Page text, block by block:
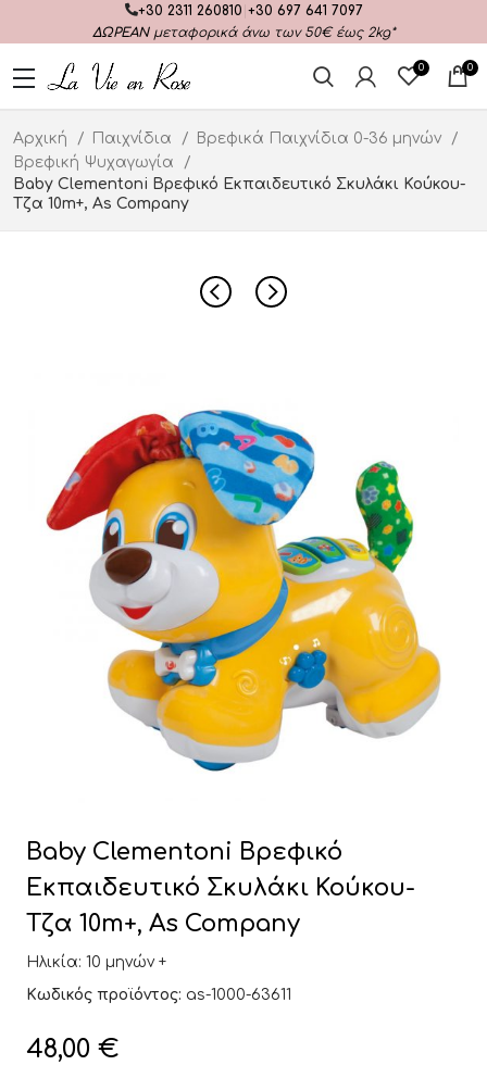
+30 2311 260810 +30 697 641 7097
ΔΩΡΕΑΝμεταφορικά άνω των 50€ έως 2kg*
0 0
Αρχική Παιχνίδια
Βρεφικά Παιχνίδια 0-36 μηνών
Βρεφική Ψυχαγωγία
Baby Clementoni Βρεφικό Εκπαιδευτικό Σκυλάκι Κούκου-
Τζα 10m+, As Company
Baby Clementoni Βρεφικό
Εκπαιδευτικό Σκυλάκι Κούκου-
Τζα 10m+, As Company
Ηλικία: 10 μηνών +
Κωδικός προϊόντος: as-1000-63611
48,00 €